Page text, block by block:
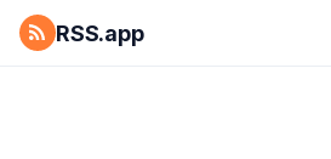
RSS.app